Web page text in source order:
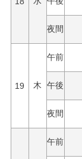
夜間
19 木
午前
午後
夜間
午前